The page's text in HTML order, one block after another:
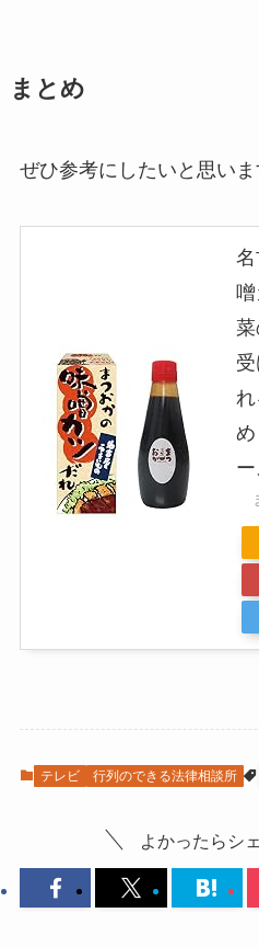
まとめ
ぜひ参考にしたいと思いま
ー
テレビ 行列のできる法律相談所
よかったらシ